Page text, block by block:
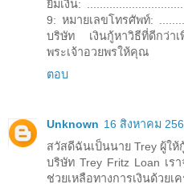
ยืมเงิน:
9: หมายเลขโทรศัพท์:
บริษัท เงินกู้หาวิธีที่ดีกว่า
พระเจ้าอวยพรให้คุณ
ตอบ
Unknown 16 สิงหาคม
สวัสดีฉันเป็นนาย Trey ผู้ให้
บริษัท Trey Fritz Loan เร
ช่วยเหลือทางการเงินด้วยเ